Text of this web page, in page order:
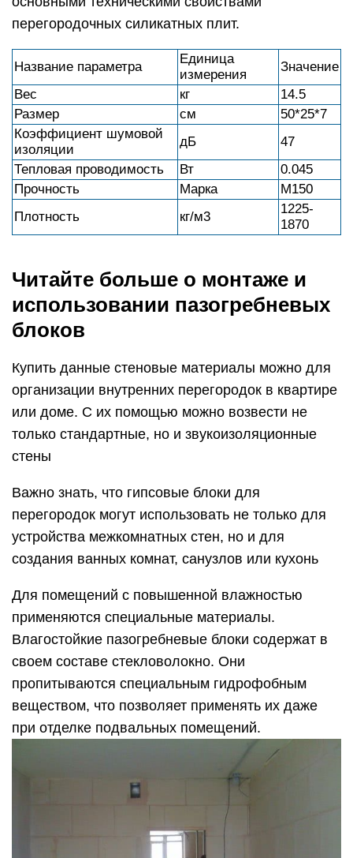
перегородочных силикатных плит.
Название параметра
Единица
измерения
Значение
Вес
кг
14.5
Размер
см
50*25*7
Коэффициент шумовой
изоляции
дБ
47
Тепловая проводимость
Вт
0.045
Прочность
Марка
М150
Плотность
кг/м3
1225-
1870
Читайте больше о монтаже и
использовании пазогребневых
блоков
Купить данные стеновые материалы можно для
организации внутренних перегородок в квартире
или доме. С их помощью можно возвести не
только стандартные, но и звукоизоляционные
стены
Важно знать, что гипсовые блоки для
перегородок могут использовать не только для
устройства межкомнатных стен, но и для
создания ванных комнат, санузлов или кухонь
Для помещений с повышенной влажностью
применяются специальные материалы.
Влагостойкие пазогребневые блоки содержат в
своем составе стекловолокно. Они
пропитываются специальным гидрофобным
веществом, что позволяет применять их даже
при отделке подвальных помещений.